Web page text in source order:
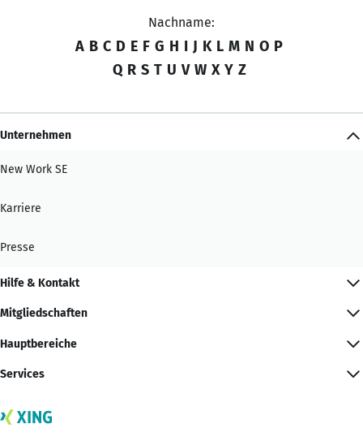
Nachname:
A B C D E F G H I J K L M N O P
Q R S T U V W X Y Z
Unternehmen
New Work SE
Karriere
Presse
Hilfe & Kontakt
Mitgliedschaften
Hauptbereiche
Services